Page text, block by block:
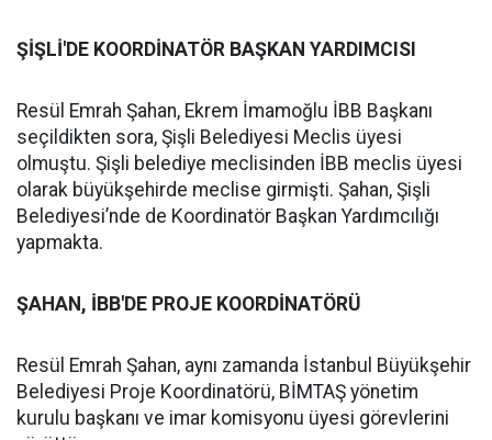
ŞİŞLİ'DE KOORDİNATÖR BAŞKAN YARDIMCISI
Resül Emrah Şahan, Ekrem İmamoğlu İBB Başkanı
seçildikten sora, Şişli Belediyesi Meclis üyesi
olmuştu. Şişli belediye meclisinden İBB meclis üyesi
olarak büyükşehirde meclise girmişti. Şahan, Şişli
Belediyesi’nde de Koordinatör Başkan Yardımcılığı
yapmakta.
ŞAHAN, İBB'DE PROJE KOORDİNATÖRÜ
Resül Emrah Şahan, aynı zamanda İstanbul Büyükşehir
Belediyesi Proje Koordinatörü, BİMTAŞ yönetim
kurulu başkanı ve imar komisyonu üyesi görevlerini